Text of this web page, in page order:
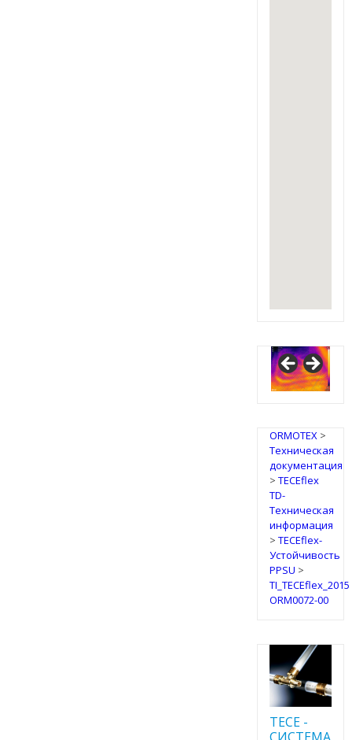
IRSAP
Design
Radiators
ORMOTEX>
Техническая
документация
> TECEflex
TD-
Техническая
информация
> TECEflex-
Устойчивость
PPSU >
TI_TECEflex_2015
ORM0072-00
TECE -